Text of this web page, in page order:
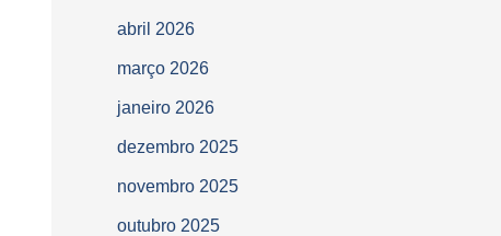
abril 2026
março 2026
janeiro 2026
dezembro 2025
novembro 2025
outubro 2025